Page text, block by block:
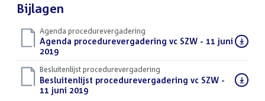
Bijlagen
Agenda procedurevergadering
Download
bestand:
Agenda procedurevergadering vc SZW - 11 juni
2019(PDF)
Besluitenlijst procedurevergadering
Download
bestand:
Besluitenlijst procedurevergadering vc SZW -
11 juni 2019(PDF)